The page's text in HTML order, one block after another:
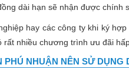
dài hạn sẽ nhận được chính
hay các công ty khi ký
rất nhiều chương trình ưu đãi
PHÚ NHUẬN NÊN SỬ DỤNG